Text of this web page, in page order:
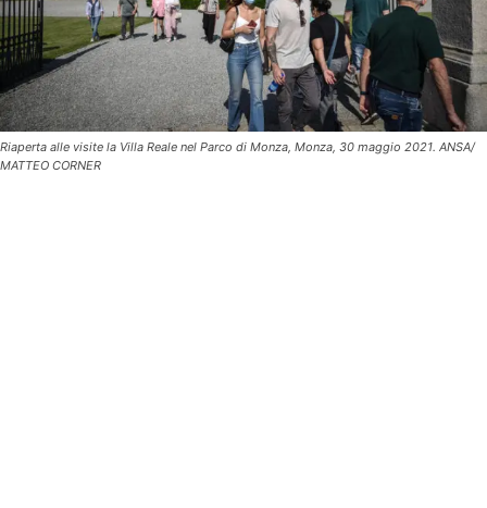
Riaperta alle visite la Villa Reale nel Parco di Monza, Monza, 30 maggio 2021. ANSA/
MATTEO CORNER